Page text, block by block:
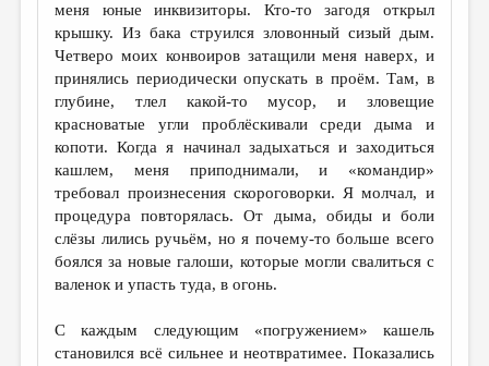
меня юные инквизиторы. Кто-то загодя открыл
крышку. Из бака струился зловонный сизый дым.
Четверо моих конвоиров затащили меня наверх, и
принялись периодически опускать в проём. Там, в
глубине, тлел какой-то мусор, и зловещие
красноватые угли проблёскивали среди дыма и
копоти. Когда я начинал задыхаться и заходиться
кашлем, меня приподнимали, и «командир»
требовал произнесения скороговорки. Я молчал, и
процедура повторялась. От дыма, обиды и боли
слёзы лились ручьём, но я почему-то больше всего
боялся за новые галоши, которые могли свалиться с
валенок и упасть туда, в огонь.
С каждым следующим «погружением» кашель
становился всё сильнее и неотвратимее. Показались